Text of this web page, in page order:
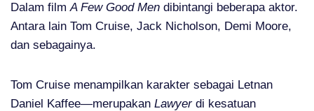
Dalam filmA Few Good Men dibintangi beberapa aktor.
Antara lain Tom Cruise, Jack Nicholson, Demi Moore,
dan sebagainya.
Tom Cruise menampilkan karakter sebagai Letnan
Daniel Kaffee—merupakan Lawyerdi kesatuan